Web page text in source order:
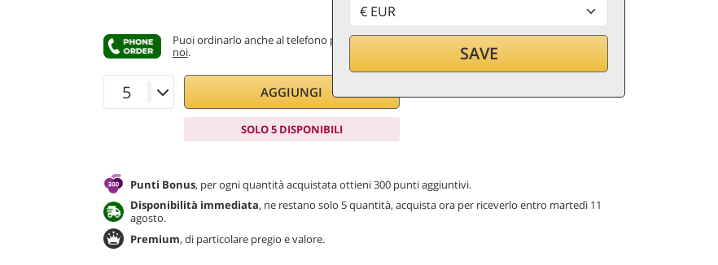
SAVE
Puoi ordinarlo anche al telefono parlando con
noi.
AGGIUNGI
SOLO 5 DISPONIBILI
Punti Bonus, per ogni quantità acquistata ottieni 300 punti aggiuntivi.
Disponibilità immediata, ne restano solo 5 quantità, acquista ora per riceverlo entro martedì 11
agosto.
Premium, di particolare pregio e valore.